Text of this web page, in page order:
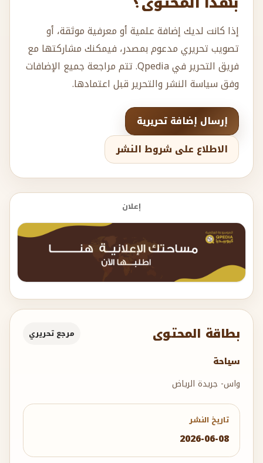
بطاقة المحتوى مرجع تحريري
سياحة
واس- جريدة الرياض
تاريخ النشر
2026-06-08
إذا كانت لديك إضافة علمية أو معرفية موثقة، أو
تصويب تحريري مدعوم بمصدر، فيمكنك مشاركتها مع
فريق التحرير في Qpedia. تتم مراجعة جميع الإضافات
وفق سياسة النشر والتحرير قبل اعتمادها.
إرسال إضافة تحريرية
الاطلاع على شروط النشر
إعلان